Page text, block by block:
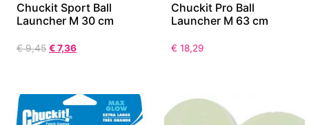
Chuckit Sport Ball
Launcher M 30 cm
€9,45 €7,36
Chuckit Pro Ball
Launcher M 63 cm
€ 18,29